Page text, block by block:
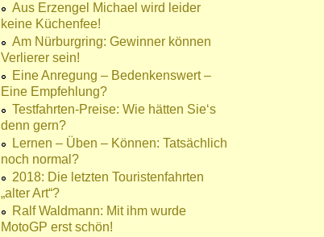
Aus Erzengel Michael wird leider
keine Küchenfee!
Am Nürburgring: Gewinner können
Verlierer sein!
Eine Anregung – Bedenkenswert –
Eine Empfehlung?
Testfahrten-Preise: Wie hätten Sie‘s
denn gern?
Lernen – Üben – Können: Tatsächlich
noch normal?
2018: Die letzten Touristenfahrten
„alter Art“?
Ralf Waldmann: Mit ihm wurde
MotoGP erst schön!